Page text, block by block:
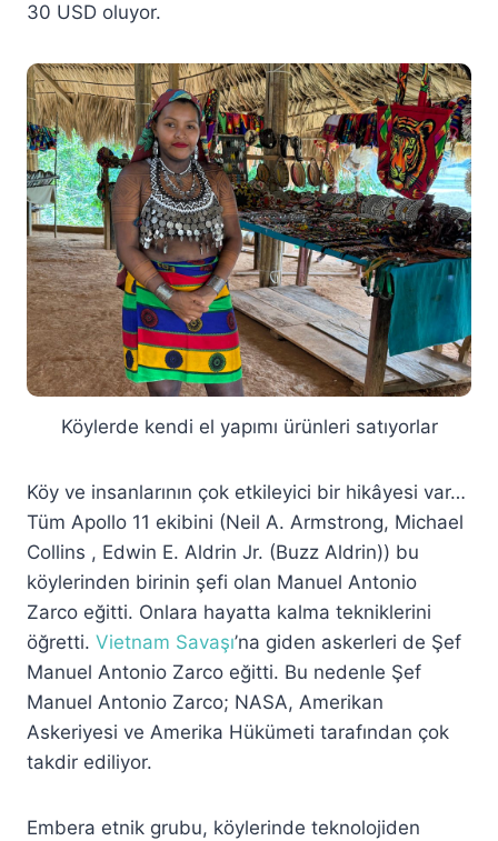
30 USD oluyor.
Köylerde kendi el yapımı ürünleri satıyorlar
Köy ve insanlarının çok etkileyici bir hikâyesi var…
Tüm Apollo 11 ekibini (Neil A. Armstrong, Michael
Collins , Edwin E. Aldrin Jr. (Buzz Aldrin)) bu
köylerinden birinin şefi olan Manuel Antonio
Zarco eğitti. Onlara hayatta kalma tekniklerini
öğretti. Vietnam Savaşı’na giden askerleri de Şef
Manuel Antonio Zarco eğitti. Bu nedenle Şef
Manuel Antonio Zarco; NASA, Amerikan
Askeriyesi ve Amerika Hükümeti tarafından çok
takdir ediliyor.
Embera etnik grubu, köylerinde teknolojiden